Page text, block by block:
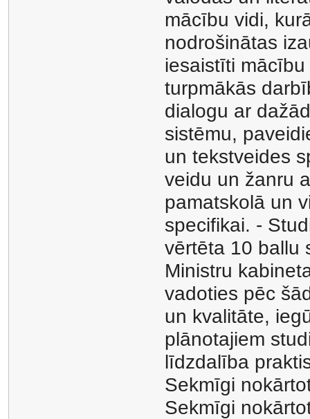
mācību vidi,
nodrošinātas
iesaistīti
turpmākās
dialogu ar
sistēmu,
un tekstveides
veidu un žanru
pamatskolā un
specifikai. -
vērtēta 10 ballu
Ministru
vadoties pēc
un kvalitāte,
plānotajiem
līdzdalība
Sekmīgi
Sekmīgi